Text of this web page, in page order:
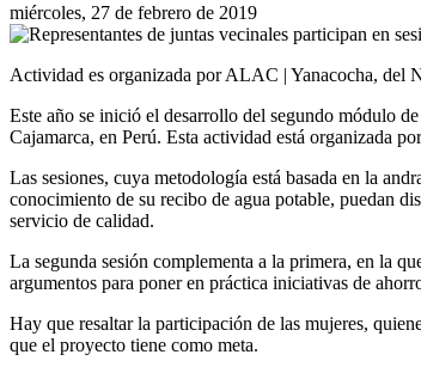
miércoles, 27 de febrero de 2019
Actividad es organizada por ALAC | Yanacocha, del
Este año se inició el desarrollo del segundo módulo
Cajamarca, en Perú. Esta actividad está organizada
Las sesiones, cuya metodología está basada en la
conocimiento de su recibo de agua potable, puedan
servicio de calidad.
La segunda sesión complementa a la primera, en la
argumentos para poner en práctica iniciativas de
Hay que resaltar la participación de las mujeres,
que el proyecto tiene como meta.